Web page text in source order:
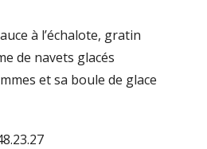
à l’échalote, gratin
de navets glacés
et sa boule de glace